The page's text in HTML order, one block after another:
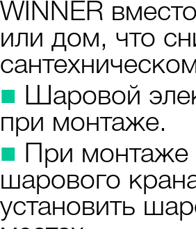
WINNER
или дом, что
■ Шаровой
при монтаже.
■ При монтаже
шарового
установить